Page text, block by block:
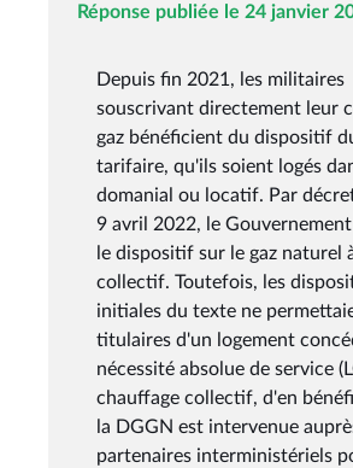
Réponse publiée le 24 janvier
Depuis fin 2021, les militaires
souscrivant directement leur
gaz bénéficient du dispositif
tarifaire, qu'ils soient logés
domanial ou locatif. Par
9 avril 2022, le
le dispositif sur le gaz naturel
collectif. Toutefois, les
initiales du texte ne
titulaires d'un logement
nécessité absolue de service
chauffage collectif, d'en
la DGGN est intervenue
partenaires interministériels